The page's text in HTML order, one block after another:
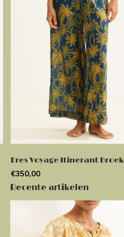
Eres Voyage Itinerant Broek
€350,00
Recente artikelen